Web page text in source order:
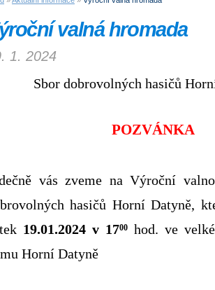
valná hromada
1. 2024
Sbor dobrovolných hasičů
POZVÁNKA
vás zveme na Výroční
hasičů Horní Datyně,
19.01.2024 v 1700
hod. ve
Horní Datyně